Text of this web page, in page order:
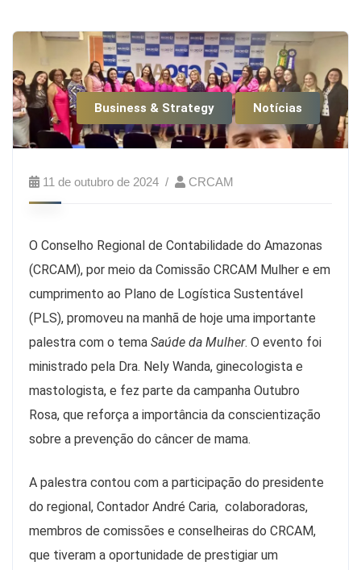
Business & Strategy Notícias
11 de outubro de 2024 CRCAM
O Conselho Regional de Contabilidade do Amazonas
(CRCAM), por meio da Comissão CRCAM Mulher e em
cumprimento ao Plano de Logística Sustentável
(PLS), promoveu na manhã de hoje uma importante
palestra com o tema Saúde da Mulher. O evento foi
ministrado pela Dra. Nely Wanda, ginecologista e
mastologista, e fez parte da campanha Outubro
Rosa, que reforça a importância da conscientização
sobre a prevenção do câncer de mama.
A palestra contou com a participação do presidente
do regional, Contador André Caria, colaboradoras,
membros de comissões e conselheiras do CRCAM,
que tiveram a oportunidade de prestigiar um